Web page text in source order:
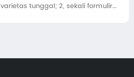
varietas tunggal; 2, sekali formulir
sepuluh ...